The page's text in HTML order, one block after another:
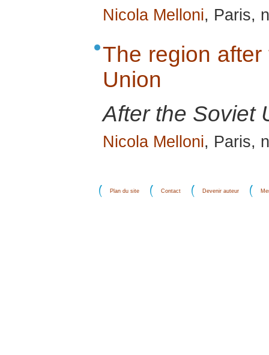
Nicola Melloni, Paris,
The region
Union
After the Soviet
Nicola Melloni, Paris,
Plan du site Contact Devenir auteur